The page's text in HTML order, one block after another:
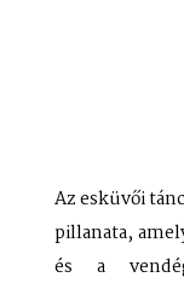
Az esküvői
pillanata,
és a